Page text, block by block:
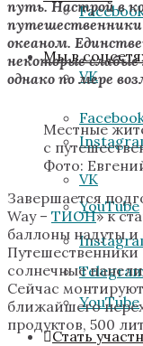
VK
YouTube
Стать
Мы в
VK
YouTube
путь. Настрой в
океаном.
некоторые
однако по мере
Местные
с
Фото:
Завершается
Way – ТИОН» к
баллоны надуты
солнечные
Сейчас
ближайшего
продуктов, 500